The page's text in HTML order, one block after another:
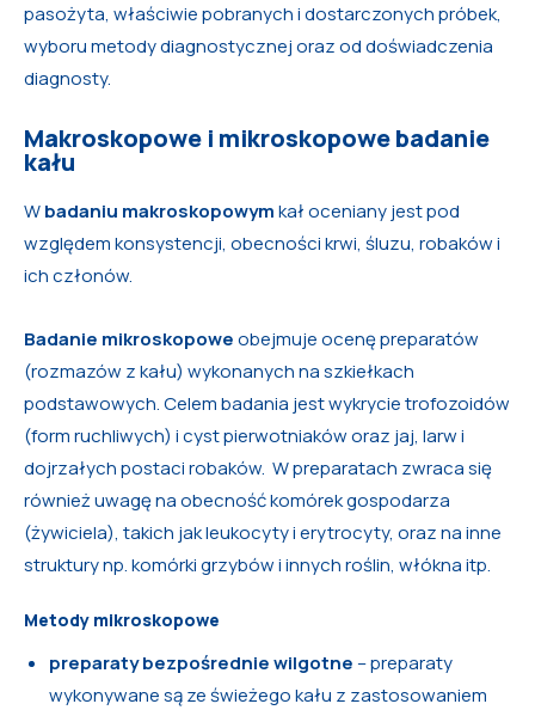
pasożyta, właściwie pobranych i dostarczonych próbek,
wyboru metody diagnostycznej oraz od doświadczenia
diagnosty.
Makroskopowe i mikroskopowe badanie
kału
Wbadaniu makroskopowymkał oceniany jest pod
względem konsystencji, obecności krwi, śluzu, robaków i
ich członów.
Badanie mikroskopoweobejmuje ocenę preparatów
(rozmazów z kału) wykonanych na szkiełkach
podstawowych. Celem badania jest wykrycie trofozoidów
(form ruchliwych) i cyst pierwotniaków oraz jaj, larw i
dojrzałych postaci robaków. W preparatach zwraca się
również uwagę na obecność komórek gospodarza
(żywiciela), takich jak leukocyty i erytrocyty, oraz na inne
struktury np. komórki grzybów i innych roślin, włókna itp.
Metody mikroskopowe
preparaty bezpośrednie wilgotne – preparaty
wykonywane są ze świeżego kału z zastosowaniem